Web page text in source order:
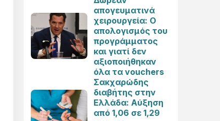
απογευματινά
χειρουργεία: Ο
απολογισμός του
προγράμματος
και γιατί δεν
αξιοποιήθηκαν
όλα τα vouchers
Σακχαρώδης
διαβήτης στην
Ελλάδα: Αύξηση
από 1,06 σε 1,29